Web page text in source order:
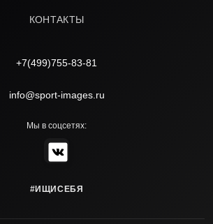
КОНТАКТЫ
+7(499)755-83-81
info@sport-images.ru
Мы в соцсетях:
#ИЩИСЕБЯ